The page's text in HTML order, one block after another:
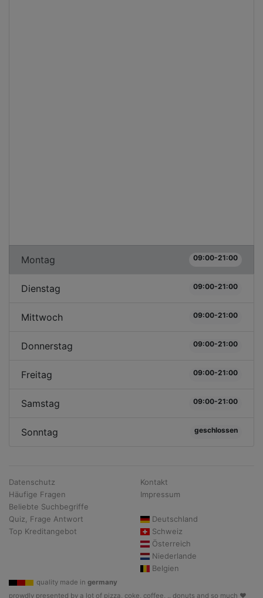
Montag 09:00-21:00
Dienstag 09:00-21:00
Mittwoch 09:00-21:00
Donnerstag 09:00-21:00
Freitag 09:00-21:00
Samstag 09:00-21:00
Sonntag geschlossen
Datenschutz
Häufige Fragen
Beliebte Suchbegriffe
Quiz, Frage Antwort
Top Kreditangebot
Kontakt
Impressum
Deutschland
Schweiz
Österreich
Niederlande
Belgien
quality made in germany
prowdly presented by a lot of pizza, coke, coffee, .. donuts and so much ♥